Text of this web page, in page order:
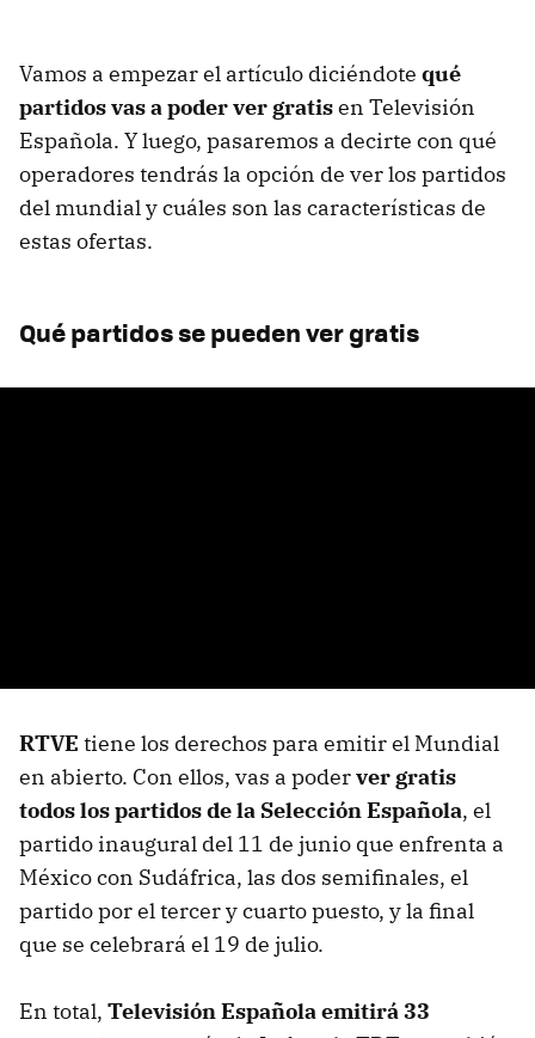
Vamos a empezar el artículo diciéndote qué
partidos vas a poder ver gratisen Televisión
Española. Y luego, pasaremos a decirte con qué
operadores tendrás la opción de ver los partidos
del mundial y cuáles son las características de
estas ofertas.
Qué partidos se pueden ver gratis
RTVE tiene los derechos para emitir el Mundial
en abierto. Con ellos, vas a poderver gratis
todos los partidos de la Selección Española, el
partido inaugural del 11 de junio que enfrenta a
México con Sudáfrica, las dos semifinales, el
partido por el tercer y cuarto puesto, y la final
que se celebrará el 19 de julio.
En total, Televisión Española emitirá 33